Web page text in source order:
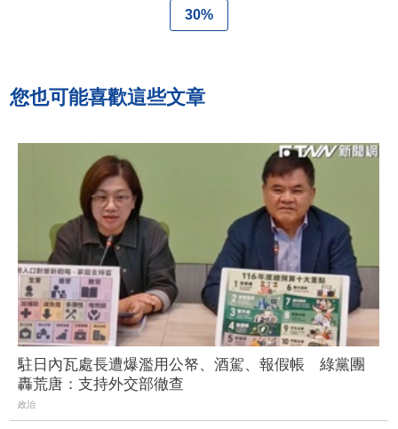
30%
您也可能喜歡這些文章
駐日內瓦處長遭爆濫用公帑、酒駕、報假帳 綠黨團
轟荒唐：支持外交部徹查
政治